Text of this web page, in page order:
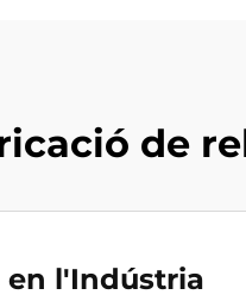
de
en l'Indústria